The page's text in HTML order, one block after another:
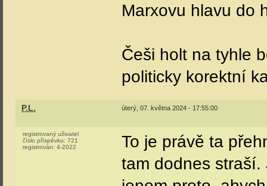
Marxovu hlavu do
Češi holt na tyhle
politicky korektní
P.L. úterý, 07. května 2024 - 17:55:00
registrovaný uživatel
číslo příspěvku: 721
registrován: 4-2022
To je právě ta
tam dodnes straší.